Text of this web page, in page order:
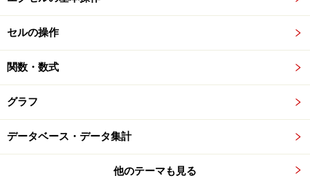
セルの操作
関数・数式
グラフ
データベース・データ集計
他のテーマも見る